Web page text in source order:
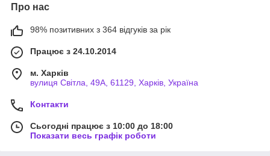
Про нас
98% позитивних з 364 відгуків за рік
Працює з 24.10.2014
м. Харків
вулиця Світла, 49А, 61129, Харків, Україна
Контакти
Сьогодні працює з 10:00 до 18:00
Показати весь графік роботи